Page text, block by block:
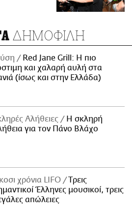
ΔΗΜΟΦΙΛΗ
Red Jane Grill: Η πιο
και χαλαρή αυλή στα
(ίσως και στην Ελλάδα)
Αλήθειες
H σκληρή
για τον Πάνο Βλάχο
χρόνια LIFO
Tρεις
Έλληνες μουσικοί, τρεις
απώλειες